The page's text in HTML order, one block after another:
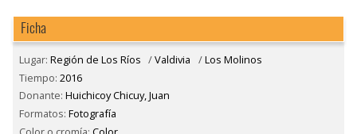
Ficha
Lugar: Región de Los Ríos /Valdivia /Los Molinos
Tiempo: 2016
Donante: Huichicoy Chicuy, Juan
Formatos: Fotografía